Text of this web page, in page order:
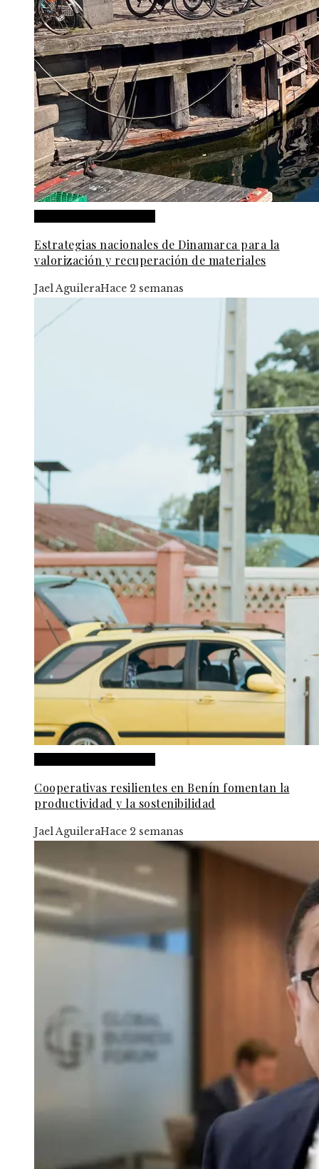
Estrategias nacionales de Dinamarca para la
valorización y recuperación de materiales
Jael AguileraHace 2 semanas
Cooperativas resilientes en Benín fomentan la
productividad y la sostenibilidad
Jael AguileraHace 2 semanas